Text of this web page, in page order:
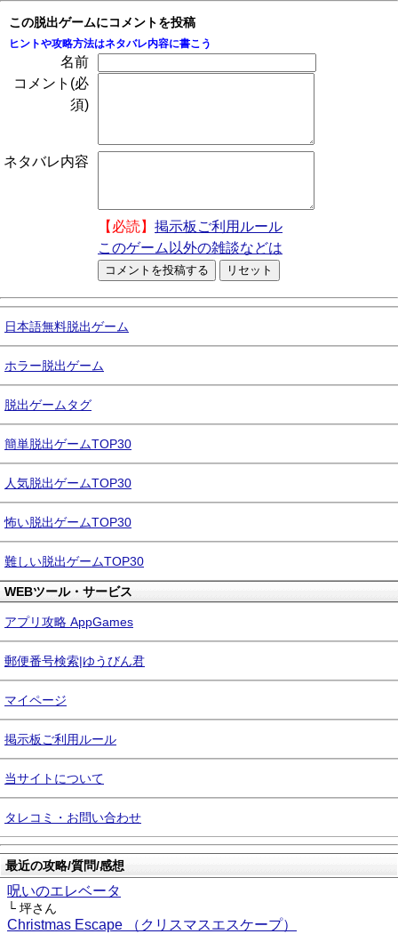
この脱出ゲームにコメントを投稿
ヒントや攻略方法はネタバレ内容に書こう
名前
コメント(必
須)
ネタバレ内容
【必読】 掲示板ご利用ルール
このゲーム以外の雑談などは
日本語無料脱出ゲーム
ホラー脱出ゲーム
脱出ゲームタグ
簡単脱出ゲームTOP30
人気脱出ゲームTOP30
怖い脱出ゲームTOP30
難しい脱出ゲームTOP30
WEBツール・サービス
アプリ攻略 AppGames
郵便番号検索|ゆうびん君
マイページ
掲示板ご利用ルール
当サイトについて
タレコミ・お問い合わせ
最近の攻略/質問/感想
呪いのエレベータ
└ 坪さん
Christmas Escape （クリスマスエスケープ）